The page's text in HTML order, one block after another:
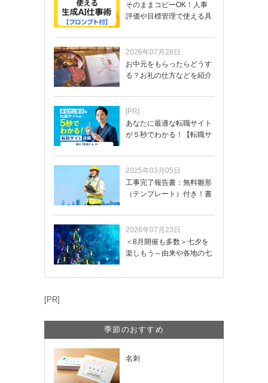
そのままコピーOK！人事
評価や目標管理で使える具
2026年07月28日
お中元をもらったらどうす
る？お礼の仕方などを紹介
[PR]
あなたに最適な転職サイト
が５秒でわかる！【転職サ
2025年03月05日
工事完了報告書：無料雛形
（テンプレート）付き！書
2026年07月23日
＜8月開催も多数＞七夕を
楽しもう～由来や各地の七
[PR]
季節のおすすめ
名刺